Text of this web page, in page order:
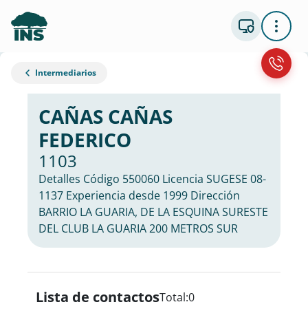
Intermediarios
CAÑAS CAÑAS
FEDERICO
1103
Detalles Código 550060 Licencia SUGESE 08-
1137 Experiencia desde 1999 Dirección
BARRIO LA GUARIA, DE LA ESQUINA SURESTE
DEL CLUB LA GUARIA 200 METROS SUR
Lista de contactosTotal:0